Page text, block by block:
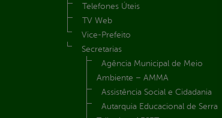
Telefones Úteis
TV Web
Vice-Prefeito
Secretarias
Agência Municipal de Meio
Ambiente – AMMA
Assistência Social e Cidadania
Autarquia Educacional de Serra